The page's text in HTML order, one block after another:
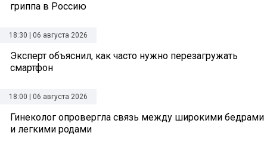
гриппа в Россию
18:30 | 06 августа 2026
Эксперт объяснил, как часто нужно перезагружать
смартфон
18:00 | 06 августа 2026
Гинеколог опровергла связь между широкими бедрами
и легкими родами